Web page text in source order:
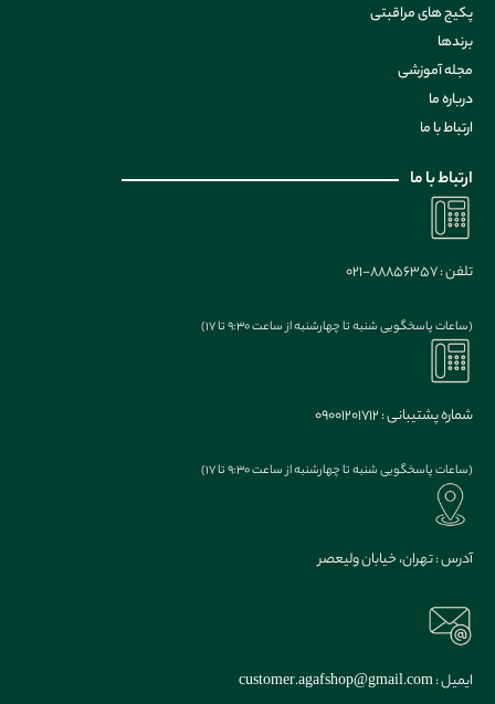
پکیج های مراقبتی
برندها
مجله آموزشی
درباره ما
ارتباط با ما
ارتباط با ما
تلفن : 88856357-021
(ساعات پاسخگویی شنبه تا چهارشنبه از ساعت 9:30 تا 17)
شماره پشتیبانی : 09001201712
(ساعات پاسخگویی شنبه تا چهارشنبه از ساعت 9:30 تا 17)
آدرس : تهران، خیابان ولیعصر
ایمیل : customer.agafshop@gmail.com